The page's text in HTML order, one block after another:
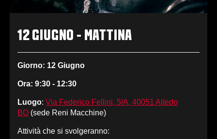
12 GIUGNO - MATTINA
Giorno: 12 Giugno
Ora: 9:30 - 12:30
Luogo: Via Federico Fellini, 5/A, 40051 Altedo
BO (sede Reni Macchine)
Attività che si svolgeranno: